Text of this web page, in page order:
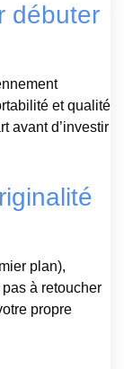
débuter
et qualité
avant d’investir
plan),
à retoucher
propre